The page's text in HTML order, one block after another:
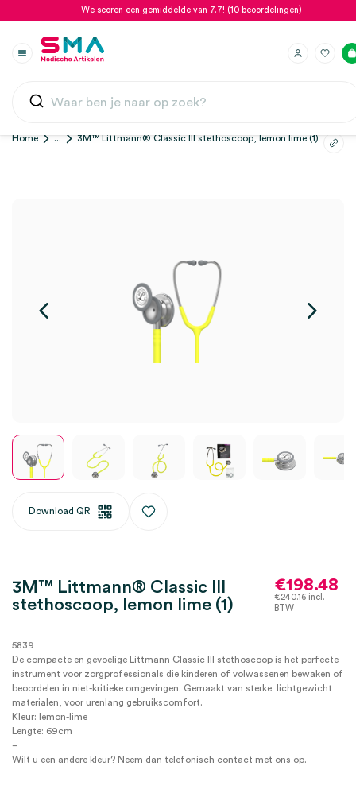
We scoren een gemiddelde van 7.7! (10 beoordelingen)
Home ... 3M™ Littmann® Classic III stethoscoop, lemon lime (1)
Download QR
3M™ Littmann® Classic III
stethoscoop, lemon lime (1)
€198.48
€240.16 incl.
BTW
5839
De compacte en gevoelige Littmann Classic III stethoscoop is het perfecte
instrument voor zorgprofessionals die kinderen of volwassenen bewaken of
beoordelen in niet-kritieke omgevingen. Gemaakt van sterke lichtgewicht
materialen, voor urenlang gebruikscomfort.
Kleur: lemon-lime
Lengte: 69cm
–
Wilt u een andere kleur? Neem dan telefonisch contact met ons op.